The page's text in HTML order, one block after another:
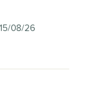
08/26